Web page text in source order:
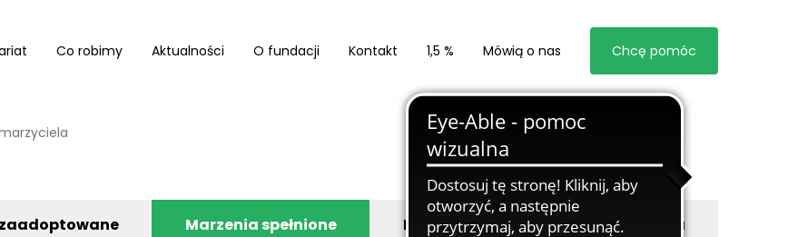
Co robimy Aktualności O fundacji Kontakt 1,5 % Mówią o nas Chcę pomóc
Marzenia spełnione Byli z nami Zgłoś marzyciela